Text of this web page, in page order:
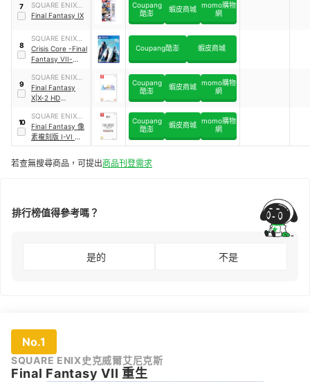
7
SQUARE ENIX史
克威爾艾尼克斯
Final Fantasy IX
Coupang
酷澎
蝦皮商城 momo購物
網
8
SQUARE ENIX史
克威爾艾尼克斯
Crisis Core -Final
Fantasy VII-
Coupang酷澎 蝦皮商城
9
SQUARE ENIX史
克威爾艾尼克斯
Final Fantasy
X|X-2 HD
Coupang
酷澎
蝦皮商城 momo購物
網
10
SQUARE ENIX史
克威爾艾尼克斯
Final Fantasy 像
素複刻版 I-VI 合
集
Coupang
酷澎
蝦皮商城 momo購物
網
若查無搜尋商品，可提出商品刊登需求
排行榜值得參考嗎？
是的 不是
No.1
SQUARE ENIX史克威爾艾尼克斯
Final Fantasy VII 重生